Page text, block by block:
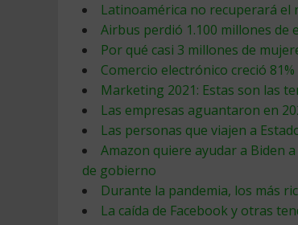
Latinoamérica no recuperará el
Airbus perdió 1.100 millones de
Por qué casi 3 millones de
Comercio electrónico creció
Marketing 2021: Estas son las
Las empresas aguantaron en
Las personas que viajen a
Amazon quiere ayudar a Biden
de gobierno
Durante la pandemia, los más
La caída de Facebook y otras